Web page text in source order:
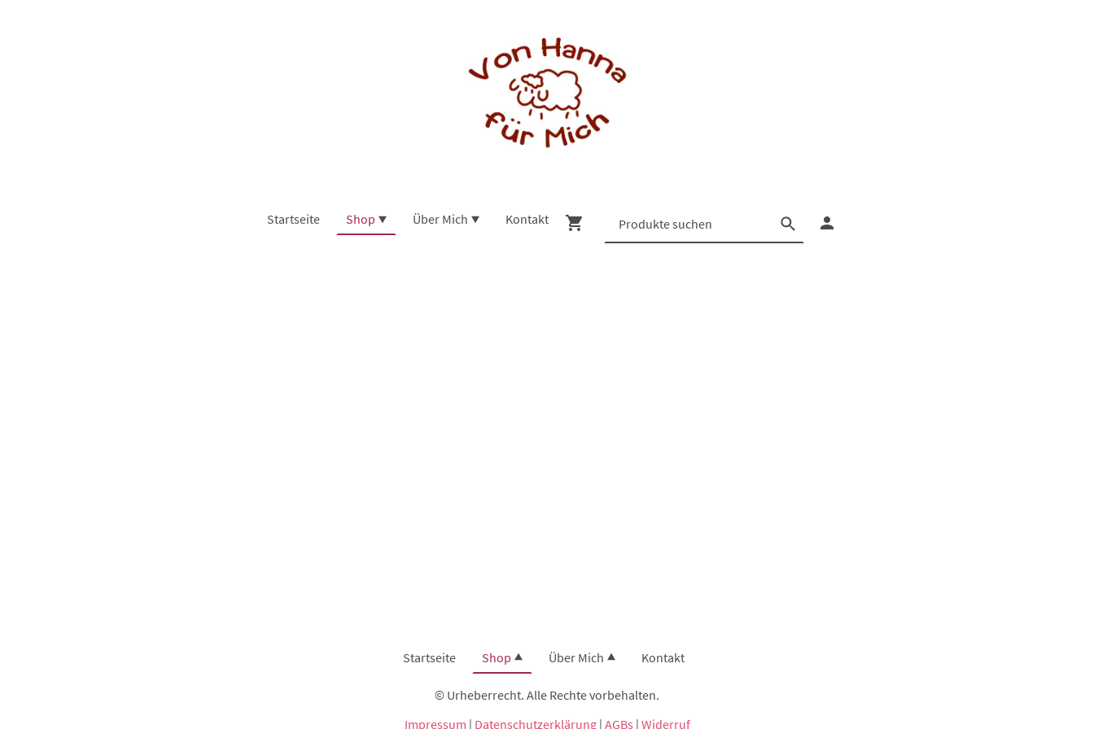
Startseite Shop Über Mich Kontakt
Startseite Shop Über Mich Kontakt
© Urheberrecht. Alle Rechte vorbehalten.
Impressum | Datenschutzerklärung| AGBs | Widerruf